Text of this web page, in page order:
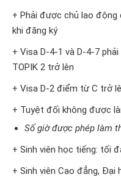
+ Phải được chủ lao động
khi đăng ký
+ Visa D-4-1 và D-4-7
TOPIK 2 trở lên
+ Visa D-2 điểm từ C trở
+ Tuyệt đối không được
Số giờ được phép làm
+ Sinh viên học tiếng: tối
+ Sinh viên Cao đẳng,